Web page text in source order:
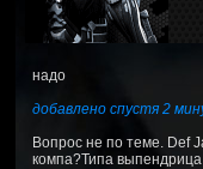
надо
добавлено спустя 2
Вопрос не по теме. Def
компа?Типа